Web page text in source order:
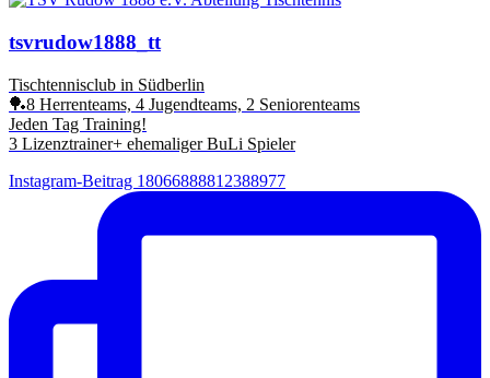
tsvrudow1888_tt
Tischtennisclub in Südberlin
🏓8 Herrenteams, 4 Jugendteams, 2 Seniorenteams
Jeden Tag Training!
3 Lizenztrainer+ ehemaliger BuLi Spieler
Instagram-Beitrag 18066888812388977